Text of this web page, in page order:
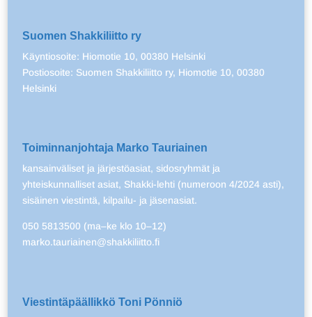
Suomen Shakkiliitto ry
Käyntiosoite: Hiomotie 10, 00380 Helsinki
Postiosoite: Suomen Shakkiliitto ry, Hiomotie 10, 00380
Helsinki
Toiminnanjohtaja Marko Tauriainen
kansainväliset ja järjestöasiat, sidosryhmät ja
yhteiskunnalliset asiat, Shakki-lehti (numeroon 4/2024 asti),
sisäinen viestintä, kilpailu- ja jäsenasiat.
050 5813500 (ma–ke klo 10–12)
marko.tauriainen@shakkiliitto.fi
Viestintäpäällikkö Toni Pönniö